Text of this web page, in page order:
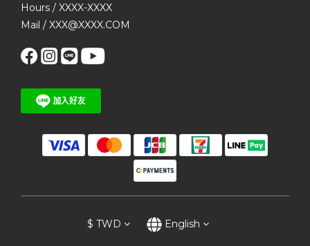
Hours / XXXX-XXXX
Mail / XXX@XXXX.COM
$ TWD English